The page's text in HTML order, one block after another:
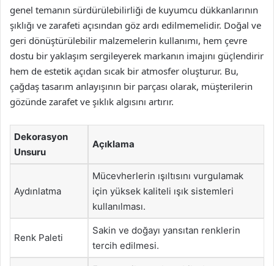
genel temanın sürdürülebilirliği de kuyumcu dükkanlarının
şıklığı ve zarafeti açısından göz ardı edilmemelidir. Doğal ve
geri dönüştürülebilir malzemelerin kullanımı, hem çevre
dostu bir yaklaşım sergileyerek markanın imajını güçlendirir
hem de estetik açıdan sıcak bir atmosfer oluşturur. Bu,
çağdaş tasarım anlayışının bir parçası olarak, müşterilerin
gözünde zarafet ve şıklık algısını artırır.
Dekorasyon
Unsuru
Açıklama
Aydınlatma
Mücevherlerin ışıltısını vurgulamak
için yüksek kaliteli ışık sistemleri
kullanılması.
Renk Paleti
Sakin ve doğayı yansıtan renklerin
tercih edilmesi.